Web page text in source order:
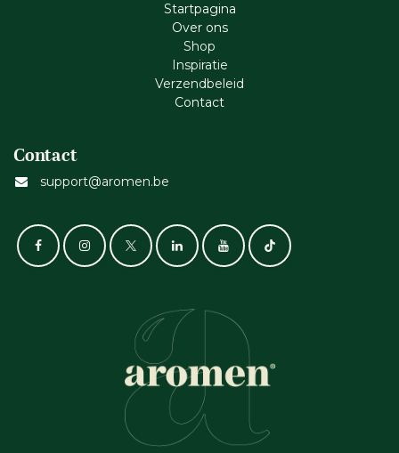
Startpagina
Ove​r​ ons
Shop
Inspiratie
Verzendbeleid
Cont​act
Contact
support@aromen.be